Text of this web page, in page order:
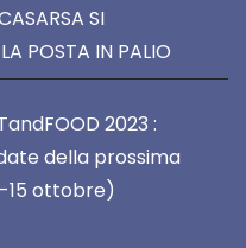
SI
POSTA IN PALIO
2023 :
della prossima
15 ottobre)